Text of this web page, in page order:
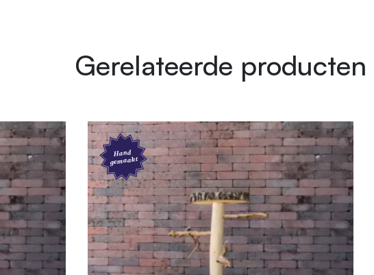
Compleet gemonteerd
Zonder chemicaliën
150 cm
540.03.01.150
7442954939945
45 × 150 cm
Gerelateerde producten
Hand
gemaakt